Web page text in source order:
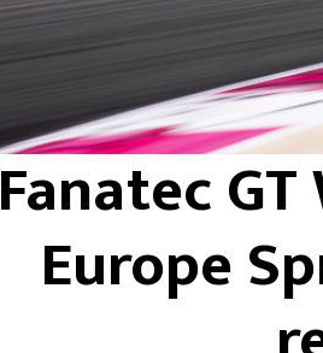
Fanatec
Europe